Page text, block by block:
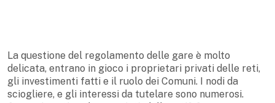
La questione del regolamento delle gare è molto
delicata, entrano in gioco i proprietari privati delle reti,
gli investimenti fatti e il ruolo dei Comuni. I nodi da
sciogliere, e gli interessi da tutelare sono numerosi.